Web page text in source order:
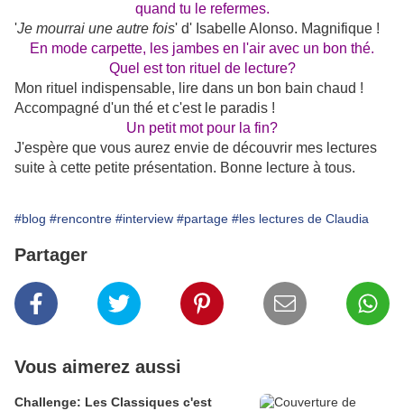
quand tu le refermes.
'Je mourrai une autre fois' d' Isabelle Alonso. Magnifique !
En mode carpette, les jambes en l'air avec un bon thé.
Quel est ton rituel de lecture?
Mon rituel indispensable, lire dans un bon bain chaud !
Accompagné d'un thé et c'est le paradis !
Un petit mot pour la fin?
J'espère que vous aurez envie de découvrir mes lectures
suite à cette petite présentation. Bonne lecture à tous.
#blog #rencontre #interview #partage #les lectures de Claudia
Partager
Vous aimerez aussi
Challenge: Les Classiques c'est